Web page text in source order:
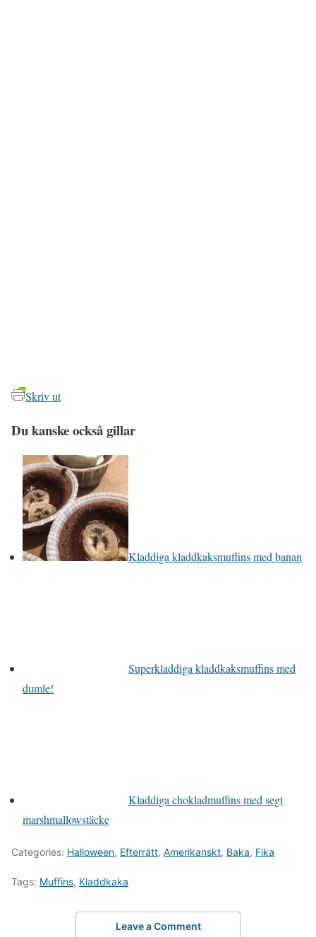
Skriv ut
Du kanske också gillar
Kladdiga kladdkaksmuffins med banan
Superkladdiga kladdkaksmuffins med
dumle!
Kladdiga chokladmuffins med segt
marshmallowstäcke
Categories: Halloween, Efterrätt, Amerikanskt, Baka, Fika
Tags: Muffins, Kladdkaka
Leave a Comment